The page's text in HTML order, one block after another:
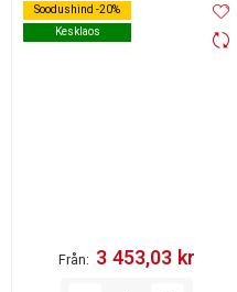
Soodushind -20%
Kesklaos
Soodushind -20%
Kesklaos
Från 3 453,03 kr‎